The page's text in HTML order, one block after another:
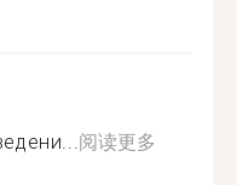
阅读更多